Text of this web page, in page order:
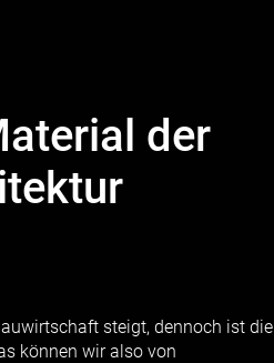
der
steigt, dennoch ist die
können wir also von